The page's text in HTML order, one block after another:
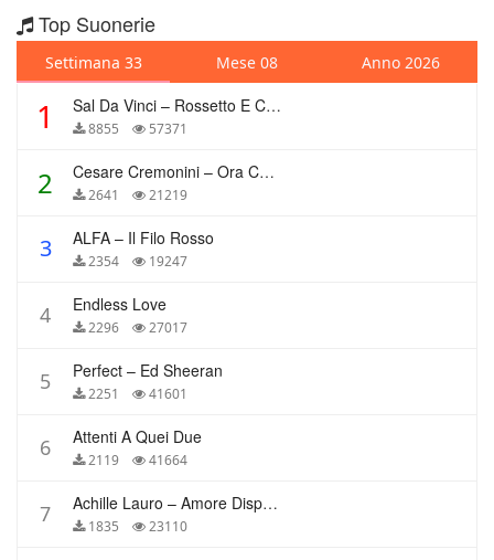
Top Suonerie
Settimana 33 Mese 08 Anno 2026
1 Sal Da Vinci – Rossetto E Caffè
8855 57371
2 Cesare Cremonini – Ora Che Non Ho Più Te
2641 21219
3 ALFA – Il Filo Rosso
2354 19247
4 Endless Love
2296 27017
5 Perfect – Ed Sheeran
2251 41601
6 Attenti A Quei Due
2119 41664
7 Achille Lauro – Amore Disperato
1835 23110